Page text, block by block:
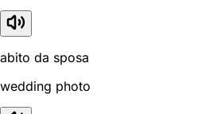
abito da sposa
wedding photo